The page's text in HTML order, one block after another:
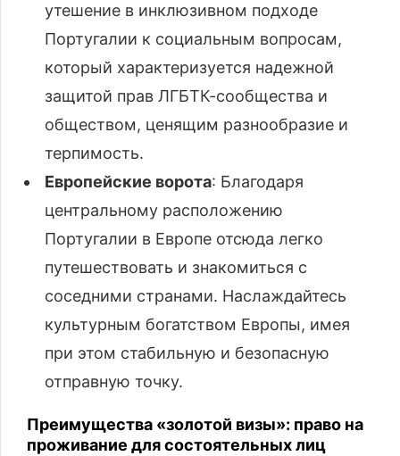
утешение в инклюзивном подходе
Португалии к социальным вопросам,
который характеризуется надежной
защитой прав ЛГБТК-сообщества и
обществом, ценящим разнообразие и
терпимость.
Европейские ворота: Благодаря
центральному расположению
Португалии в Европе отсюда легко
путешествовать и знакомиться с
соседними странами. Наслаждайтесь
культурным богатством Европы, имея
при этом стабильную и безопасную
отправную точку.
Преимущества «золотой визы»: право на
проживание для состоятельных лиц